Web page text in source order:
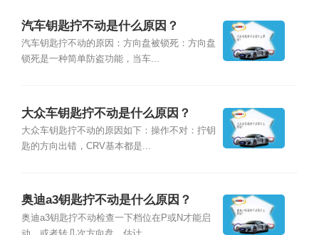
汽车钥匙拧不动是什么原因？
汽车钥匙拧不动的原因：方向盘被锁死：方向盘
锁死是一种简单防盗功能，当车...
大众车钥匙拧不动是什么原因？
大众车钥匙拧不动的原因如下：操作不对：拧钥
匙的方向出错，CRV基本都是...
奥迪a3钥匙拧不动是什么原因？
奥迪a3钥匙拧不动检查一下档位在P或N才能启